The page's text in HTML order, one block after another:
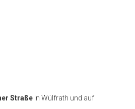
Straße in Wülfrath und auf